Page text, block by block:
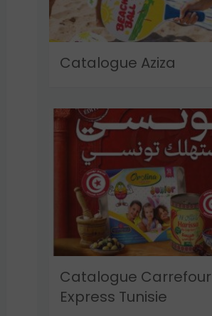
Catalogue Aziza
Catalogue Carrefour
Express Tunisie